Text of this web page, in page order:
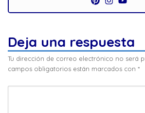
Deja una respuesta
Tu dirección de correo electrónico no será
campos obligatorios están marcados con *